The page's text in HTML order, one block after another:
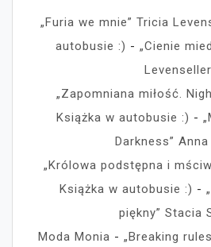
„Furia we mnie” Tricia
autobusie :) - „Cienie
Levenseller
„Zapomniana miłość.
Książka w autobusie :) -
Darkness”
„Królowa podstępna i
Książka w autobusie :) -
piękny” Stacia
Moda Monia - „Breaking